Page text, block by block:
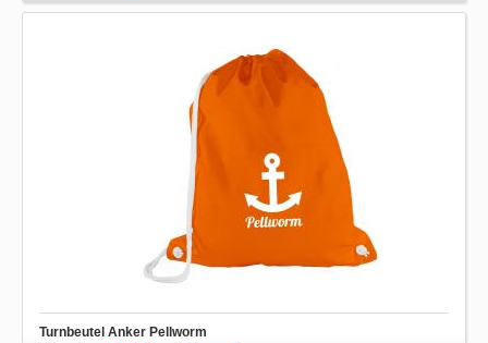
Turnbeutel Anker Pellworm